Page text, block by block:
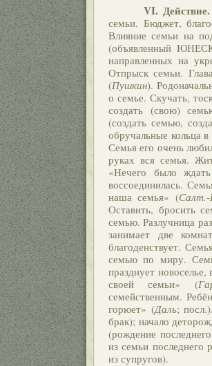
VI. Действие.
семьи. Бюджет,
Влияние семьи на
(объявленный
направленных на
Отпрыск семьи.
(Пушкин).
о семье. Скучать,
создать (свою)
(создать семью,
обручальные кольца
Семья его очень
руках вся семья.
«Нечего было
воссоединилась.
наша семья» (
Оставить, бросить
семью. Разлучница
занимает две
благоденствует.
семью по миру.
празднует
своей семьи»
(
семейственным.
горюет» (Даль;
брак); начало
(рождение
из семьи последнего
из супругов).